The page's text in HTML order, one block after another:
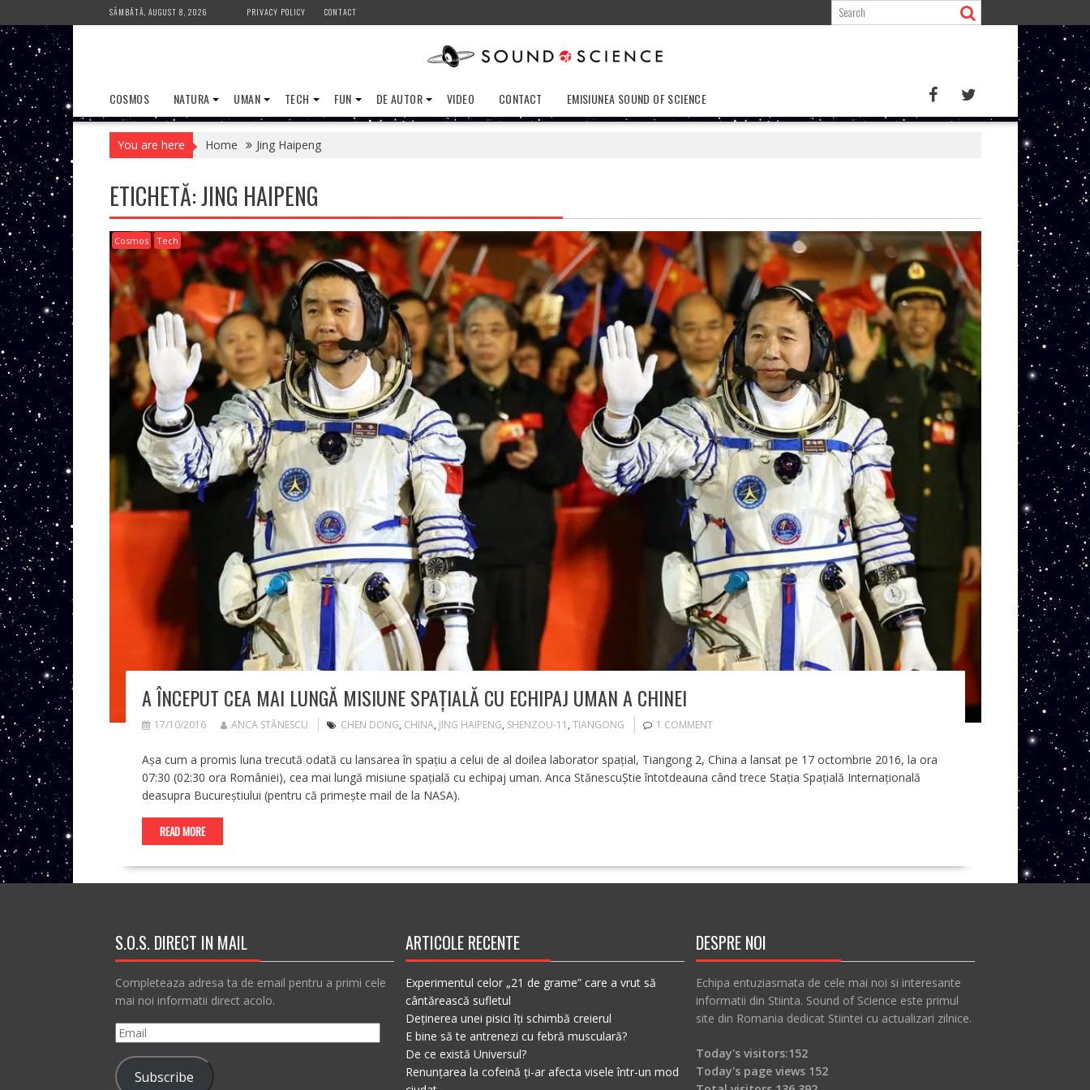
to
content
SÂMBĂTĂ, AUGUST 8, 2026 PRIVACY POLICY CONTACT
COSMOS NATURA UMAN TECH FUN DE AUTOR VIDEO CONTACT EMISIUNEA SOUND OF SCIENCE
You are here Home Jing Haipeng
ETICHETĂ:JING HAIPENG
Cosmos Tech
A ÎNCEPUT CEA MAI LUNGĂ MISIUNE SPAȚIALĂ CU ECHIPAJ UMAN A CHINEI
17/10/2016 ANCA STĂNESCU CHEN DONG, CHINA, JING HAIPENG, SHENZOU-11 , TIANGONG 1 COMMENT
Așa cum a promis luna trecută odată cu lansarea în spațiu a celui de al doilea laborator spațial, Tiangong 2, China a lansat pe 17 octombrie 2016, la ora
07:30 (02:30 ora României), cea mai lungă misiune spațială cu echipaj uman. Anca StănescuȘtie întotdeauna când trece Stația Spațială Internațională
deasupra Bucureștiului (pentru că primește mail de la NASA).
READ MORE
S.O.S. DIRECT IN MAIL
Completeaza adresa ta de email pentru a primi cele
mai noi informatii direct acolo.
Email
Subscribe
ARTICOLE RECENTE
Experimentul celor „21 de grame” care a vrut să
cântărească sufletul
Deținerea unei pisici îți schimbă creierul
E bine să te antrenezi cu febră musculară?
De ce există Universul?
Renunțarea la cofeină ți-ar afecta visele într-un mod
DESPRE NOI
Echipa entuziasmata de cele mai noi si interesante
informatii din Stiinta. Sound of Science este primul
site din Romania dedicat Stiintei cu actualizari zilnice.
Today's visitors:152
Today's page views 152